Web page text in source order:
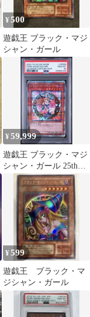
¥500
遊戯王 ブラック・マジ
シャン・ガール
¥59,999
遊戯王 ブラック・マジ
シャン・ガール 25th
PSA10
¥599
遊戯王 ブラック・マ
ジシャン・ガール